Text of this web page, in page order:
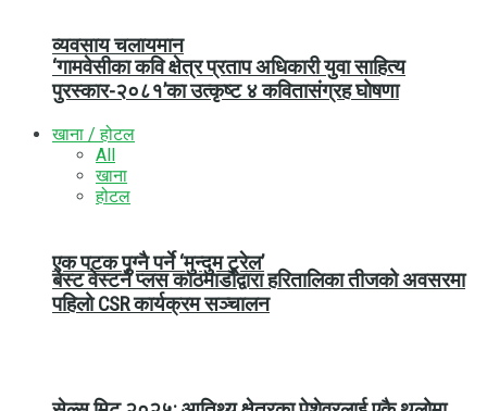
व्यवसाय चलायमान
एक पटक पुग्नै पर्ने ‘मुन्दुम ट्रेल’
‘गामवेसीका कवि क्षेत्र प्रताप अधिकारी युवा साहित्य
पुरस्कार-२०८१’का उत्कृष्ट ४ कवितासंग्रह घोषणा
खाना / होटल
All
खाना
होटल
बेस्ट वेस्टर्न प्लस काठमाडौंद्वारा हरितालिका तीजको अवसरमा
पहिलो CSR कार्यक्रम सञ्चालन